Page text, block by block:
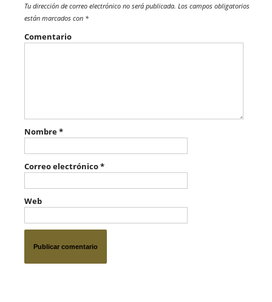
Tu dirección de correo electrónico no será publicada. Los campos obligatorios
están marcados con *
Comentario
Nombre*
Correo electrónico*
Web